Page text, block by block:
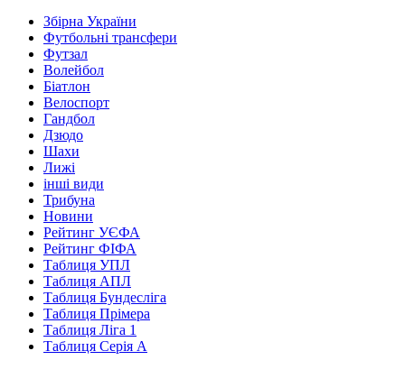
Збірна України
Футбольні трансфери
Футзал
Волейбол
Біатлон
Велоспорт
Гандбол
Дзюдо
Шахи
Лижі
інші види
Трибуна
Новини
Рейтинг УЄФА
Рейтинг ФІФА
Таблиця УПЛ
Таблиця АПЛ
Таблиця Бундесліга
Таблиця Прімера
Таблиця Ліга 1
Таблиця Серія А